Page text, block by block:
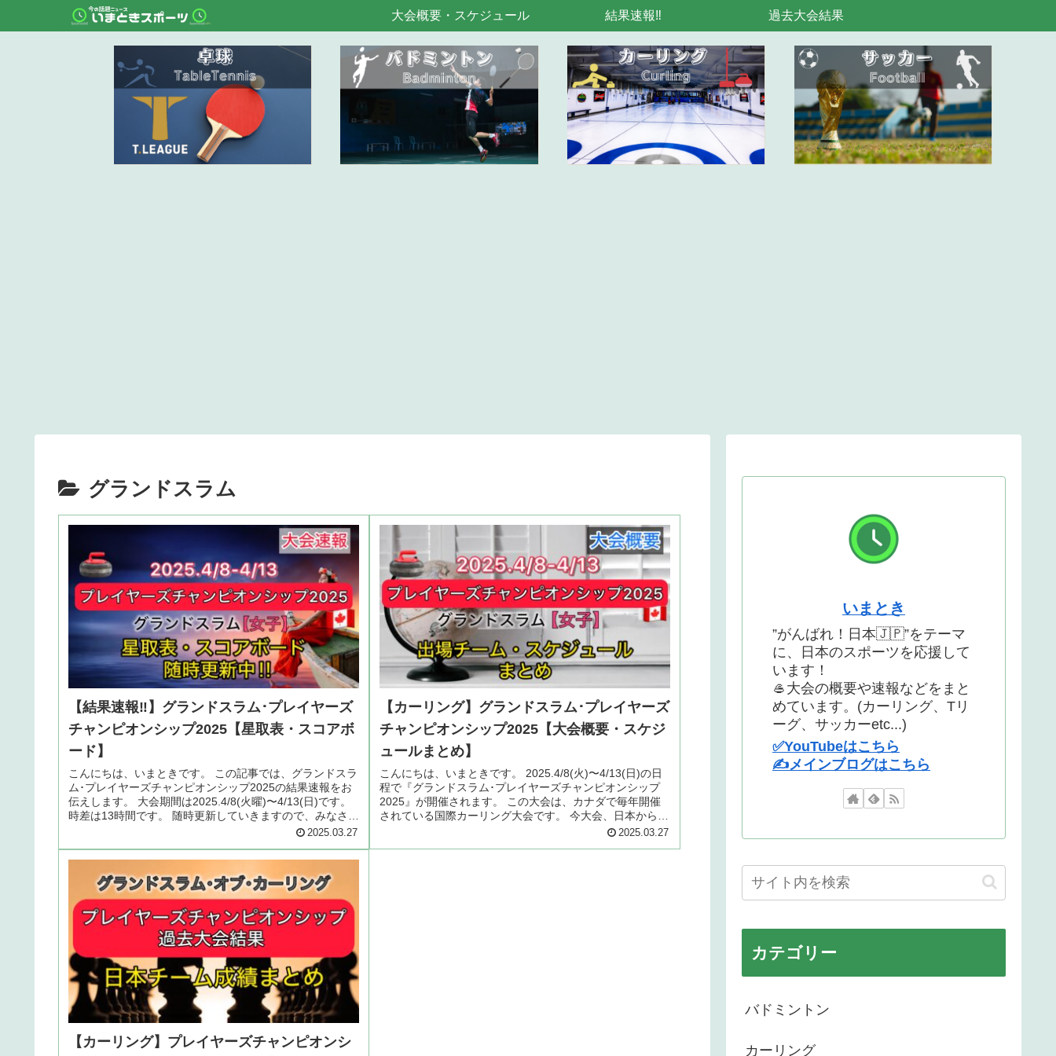
大会概要・スケジュール 結果速報‼︎ 過去大会結果
グランドスラム
【結果速報‼︎】グランドスラム･プレイヤーズ
チャンピオンシップ2025【星取表・スコアボ
ード】
こんにちは、いまときです。 この記事では、グランドスラ
ム･プレイヤーズチャンピオンシップ2025の結果速報をお
伝えします。 大会期間は2025.4/8(火曜)〜4/13(日)です。
時差は13時間です。 随時更新していきますので、みなさん
2025.03.27
【カーリング】グランドスラム･プレイヤーズ
チャンピオンシップ2025【大会概要・スケジ
ュールまとめ】
こんにちは、いまときです。 2025.4/8(火)〜4/13(日)の日
程で『グランドスラム･プレイヤーズチャンピオンシップ
2025』が開催されます。 この大会は、カナダで毎年開催
されている国際カーリング大会です。 今大会、日本からは
2025.03.27
【カーリング】プレイヤーズチャンピオンシ
いまとき
”がんばれ！日本🇯🇵”をテーマ
に、日本のスポーツを応援して
います！
🥌大会の概要や速報などをまと
めています。(カーリング、Tリ
ーグ、サッカーetc...)
✅YouTubeはこちら
✍️メインブログはこちら
カテゴリー
バドミントン
カーリング